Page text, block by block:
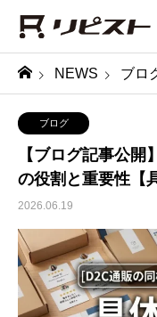
NEWS ブロ
ブログ
【ブログ記事公
の役割と重要性【
2026.06.19